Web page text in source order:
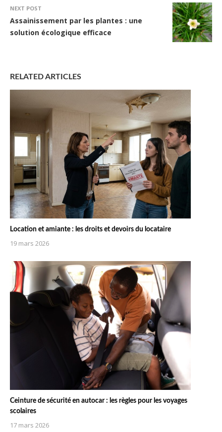
NEXT POST
Assainissement par les plantes : une
solution écologique efficace
RELATED ARTICLES
Location et amiante : les droits et devoirs du locataire
19 mars 2026
Ceinture de sécurité en autocar : les règles pour les voyages
scolaires
17 mars 2026